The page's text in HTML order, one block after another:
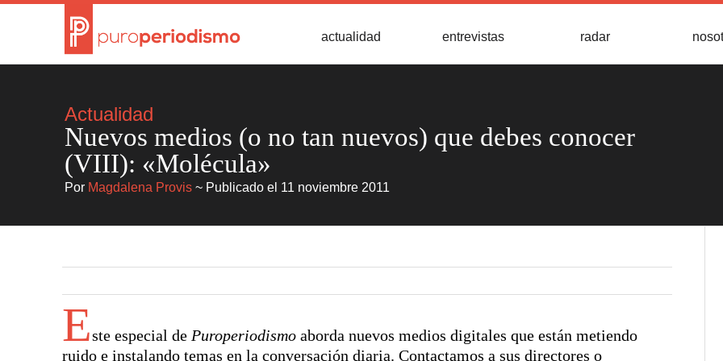
actualidad entrevistas radar
Actualidad
Nuevos medios (o no tan nuevos) que debes conocer
(VIII): «Molécula»
Por Magdalena Provis ~ Publicado el 11 noviembre 2011
Este especial de Puroperiodismoaborda nuevos medios digitales que están metiendo
ruido e instalando temas en la conversación diaria. Contactamos a sus directores o